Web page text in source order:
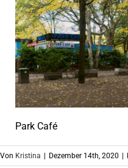
Park Café
Von Kristina Dezember 14th, 2020